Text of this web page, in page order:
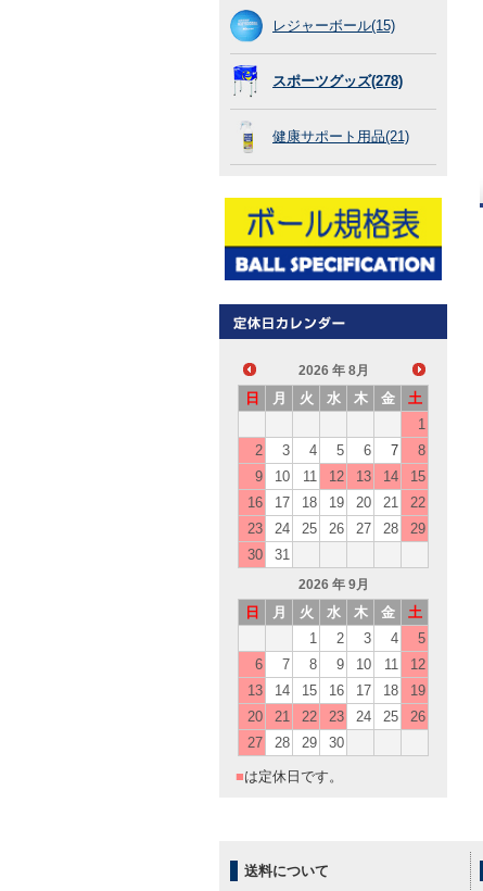
レジャーボール(15)
スポーツグッズ(278)
健康サポート用品(21)
2026 年 8月
日 月 火 水 木 金
土
1
2
3 4 5 6 7
8
9
10 11 12 13 14
15
16
17 18 19 20 21
22
23
24 25 26 27 28
29
30
31
2026 年 9月
日 月 火 水 木 金
土
1
2 3 4
5
6
7 8 9 10 11
12
13
14 15 16 17 18
19
20
21 22 23 24 25
26
27
28 29 30
■は定休日です。
送料について